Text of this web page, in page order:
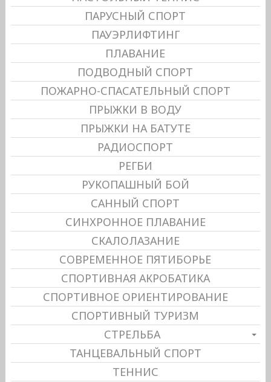
ПАРУСНЫЙ СПОРТ
ПАУЭРЛИФТИНГ
ПЛАВАНИЕ
ПОДВОДНЫЙ СПОРТ
ПОЖАРНО-СПАСАТЕЛЬНЫЙ СПОРТ
ПРЫЖКИ В ВОДУ
ПРЫЖКИ НА БАТУТЕ
РАДИОСПОРТ
РЕГБИ
РУКОПАШНЫЙ БОЙ
САННЫЙ СПОРТ
СИНХРОННОЕ ПЛАВАНИЕ
СКАЛОЛАЗАНИЕ
СОВРЕМЕННОЕ ПЯТИБОРЬЕ
СПОРТИВНАЯ АКРОБАТИКА
СПОРТИВНОЕ ОРИЕНТИРОВАНИЕ
СПОРТИВНЫЙ ТУРИЗМ
СТРЕЛЬБА
ТАНЦЕВАЛЬНЫЙ СПОРТ
ТЕННИС